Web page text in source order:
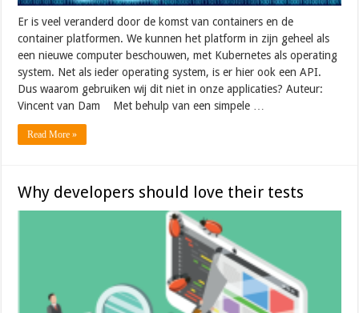
Er is veel veranderd door de komst van containers en de
container platformen. We kunnen het platform in zijn geheel als
een nieuwe computer beschouwen, met Kubernetes als operating
system. Net als ieder operating system, is er hier ook een API.
Dus waarom gebruiken wij dit niet in onze applicaties? Auteur:
Vincent van Dam Met behulp van een simpele …
Read More »
Why developers should love their tests